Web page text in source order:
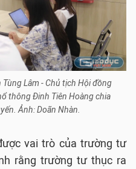
Lâm - Chủ tịch Hội đồng
thông Đinh Tiên Hoàng chia
Ảnh: Doãn Nhàn.
vai trò của trường tư
rằng trường tư thục ra